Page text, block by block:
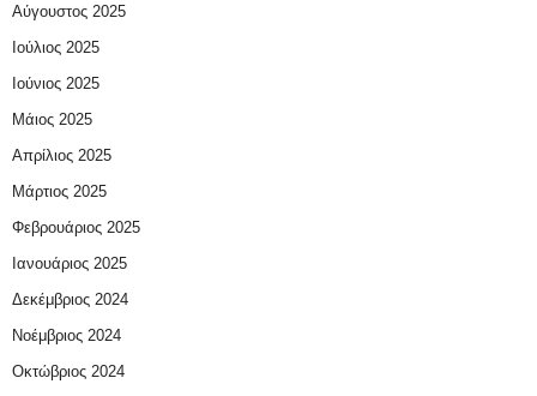
Αύγουστος 2025
Ιούλιος 2025
Ιούνιος 2025
Μάιος 2025
Απρίλιος 2025
Μάρτιος 2025
Φεβρουάριος 2025
Ιανουάριος 2025
Δεκέμβριος 2024
Νοέμβριος 2024
Οκτώβριος 2024